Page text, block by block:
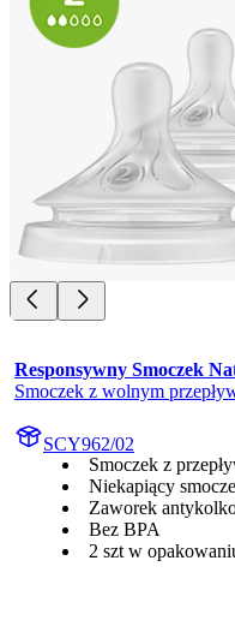
Responsywny Smoczek
Smoczek z wolnym
SCY962/02
Smoczek z
Niekapiący
Zaworek
Bez BPA
2 szt w